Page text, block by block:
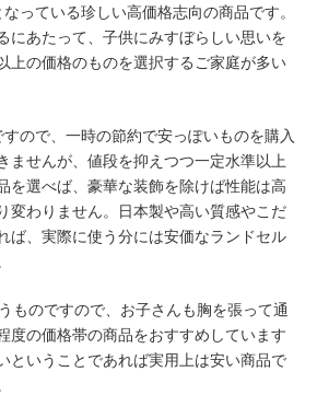
っている珍しい高価格志向の商品です。
にあたって、子供にみすぼらしい思いを
上の価格のものを選択するご家庭が多い
ので、一時の節約で安っぽいものを購入
ませんが、値段を抑えつつ一定水準以上
を選べば、豪華な装飾を除けば性能は高
変わりません。日本製や高い質感やこだ
ば、実際に使う分には安価なランドセル
ものですので、お子さんも胸を張って通
度の価格帯の商品をおすすめしています
ということであれば実用上は安い商品で